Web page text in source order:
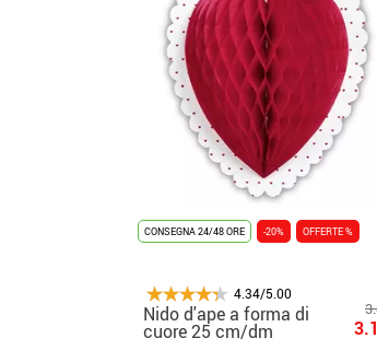
CONSEGNA 24/48 ORE -20% OFFERTE %
4.34/5.00
Nido d'ape a forma di
cuore 25 cm/dm